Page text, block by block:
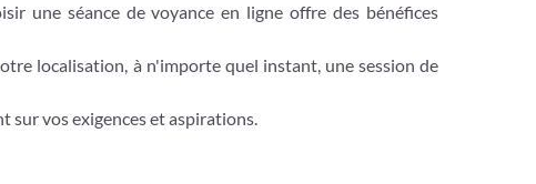
une séance de voyance en ligne offre des bénéfices
localisation, à n'importe quel instant, une session de
sur vos exigences et aspirations.